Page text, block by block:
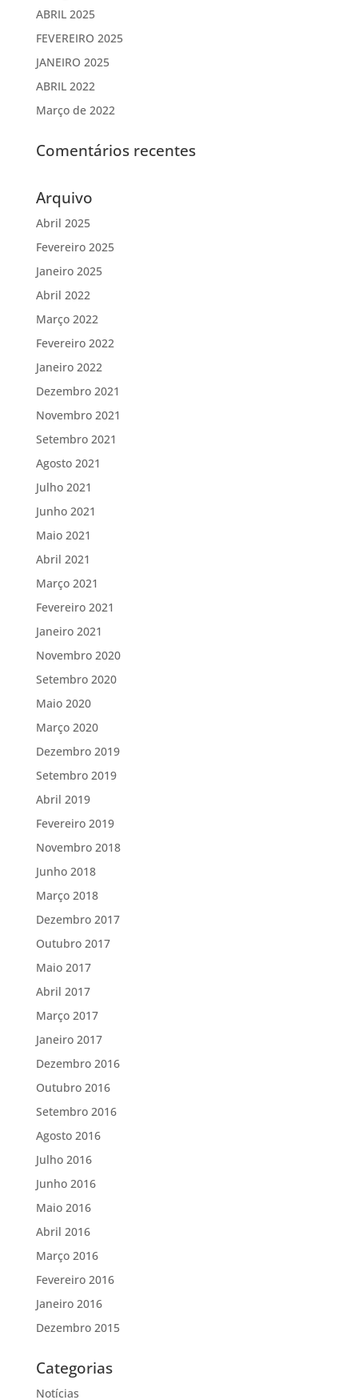
ABRIL 2025
FEVEREIRO 2025
JANEIRO 2025
ABRIL 2022
Março de 2022
Comentários recentes
Arquivo
Abril 2025
Fevereiro 2025
Janeiro 2025
Abril 2022
Março 2022
Fevereiro 2022
Janeiro 2022
Dezembro 2021
Novembro 2021
Setembro 2021
Agosto 2021
Julho 2021
Junho 2021
Maio 2021
Abril 2021
Março 2021
Fevereiro 2021
Janeiro 2021
Novembro 2020
Setembro 2020
Maio 2020
Março 2020
Dezembro 2019
Setembro 2019
Abril 2019
Fevereiro 2019
Novembro 2018
Junho 2018
Março 2018
Dezembro 2017
Outubro 2017
Maio 2017
Abril 2017
Março 2017
Janeiro 2017
Dezembro 2016
Outubro 2016
Setembro 2016
Agosto 2016
Julho 2016
Junho 2016
Maio 2016
Abril 2016
Março 2016
Fevereiro 2016
Janeiro 2016
Dezembro 2015
Categorias
Notícias